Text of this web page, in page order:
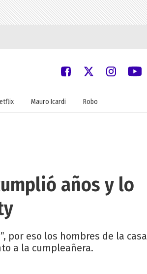
Mauro Icardi Robo
años y lo
por eso los hombres de la casa
a la cumpleañera.